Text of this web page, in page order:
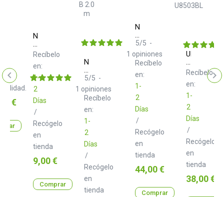
€
Native
Instruments
Traktor
Scratch
Control
CD
MK2
Recíbelo
en:
1-
2
Días
/
Recógelo
en
tienda
Precio
9,00 €
Comprar
Neo
d+
USB
Type
C
Class
B
2.0
m
Recíbelo
en:
1-
2
Días
/
Recógelo
en
tienda
5/5 -
1 opiniones
Native
Instruments
Traktor
Modular
Bag
Recíbelo
en:
1-
2
Días
/
Recógelo
en
tienda
5/5 -
1 opiniones
Precio
44,00 €
Comprar
UDG
Creator
NI
Traktor
X1
MK3
Hardcase
Black
U8503BL
Recíbelo
en:
1-
2
Días
/
Recógelo
en
tienda
Precio
38,00 €